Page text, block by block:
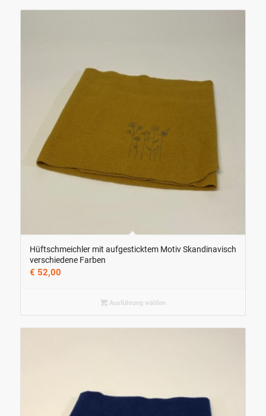
Hüftschmeichler mit aufgesticktem Motiv Skandinavisch
verschiedene Farben
€ 52,00
Ausführung wählen